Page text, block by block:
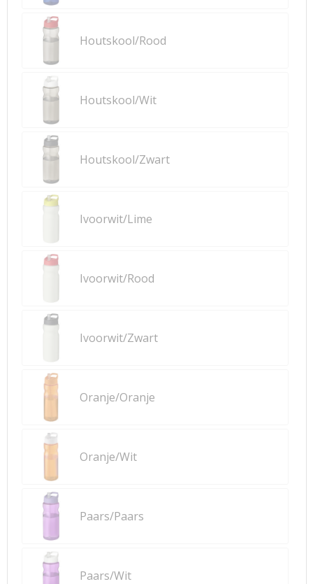
Houtskool/Rood
Houtskool/Wit
Houtskool/Zwart
Ivoorwit/Lime
Ivoorwit/Rood
Ivoorwit/Zwart
Oranje/Oranje
Oranje/Wit
Paars/Paars
Paars/Wit